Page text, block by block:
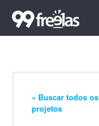
« Buscar todos os
projetos